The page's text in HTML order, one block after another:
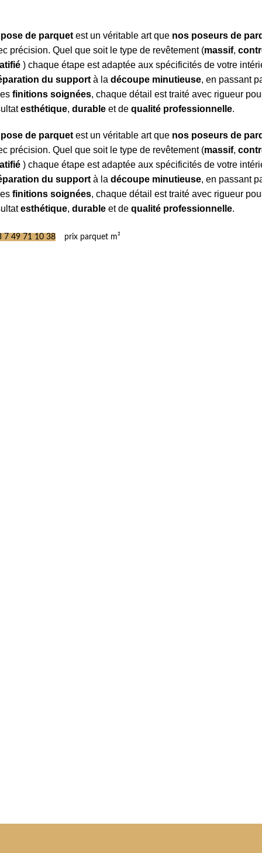
pose de parquet est un véritable art que nos poseurs de
précision. Quel que soit le type de revêtement (massif,
) chaque étape est adaptée aux spécificités de votre
du support à ladécoupe minutieuse, en passant
finitions soignées, chaque détail est traité avec rigueur
esthétique,durable et dequalité professionnelle.
pose de parquet est un véritable art que nos poseurs de
précision. Quel que soit le type de revêtement (massif,
) chaque étape est adaptée aux spécificités de votre
du support à ladécoupe minutieuse, en passant
finitions soignées, chaque détail est traité avec rigueur
esthétique,durable et dequalité professionnelle.
7 49 71 10 38 prix parquet m²